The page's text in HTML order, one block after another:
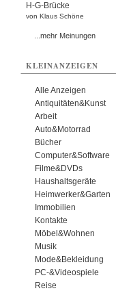
H-G-Brücke
von Klaus Schöne
...mehr Meinungen
KLEINANZEIGEN
Alle Anzeigen
Antiquitäten&Kunst
Arbeit
Auto&Motorrad
Bücher
Computer&Software
Filme&DVDs
Haushaltsgeräte
Heimwerker&Garten
Immobilien
Kontakte
Möbel&Wohnen
Musik
Mode&Bekleidung
PC-&Videospiele
Reise